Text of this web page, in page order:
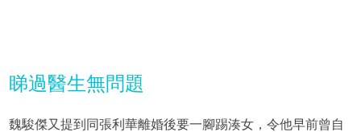
睇過醫生無問題
魏駿傑又提到同張利華離婚後要一腳踢湊女，令他早前曾自